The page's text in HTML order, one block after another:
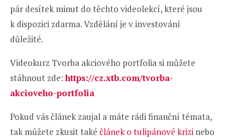
pár desítek minut do těchto videolekcí, které jsou
k dispozici zdarma. Vzdělání je v investování
důležité.
Videokurz Tvorba akciového portfolia si můžete
stáhnout zde:https://cz.xtb.com/tvorba-
akcioveho-portfolia
Pokud vás článek zaujal a máte rádi finanční témata,
tak můžete zkusit také článek o tulipánové krizi nebo